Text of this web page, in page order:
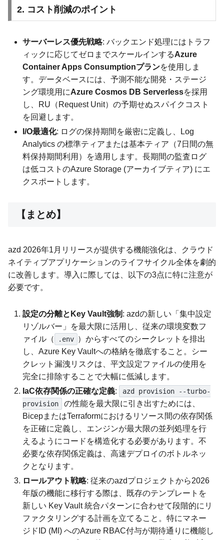
2. コスト削減のポイント
サーバーレス優先戦略: バックエンド処理にはトラフ
ィックに応じてゼロまでスケールインするAzure
Container Apps Consumptionプランを使用しま
す。データベースには、予測不能な開発・ステージ
ング環境用にAzure Cosmos DB Serverlessを採用
し、RU（Request Unit）の予期せぬスパイクコスト
を回避します。
I/O最適化: ログの保持期間を厳密に定義し、Log
Analytics の標準ティアまたは基本ティア（7日間の無
料保持期間利用）を適用します。長期間の監査ログ
は低コストのAzure Storage (アーカイブティア) にエ
クスポートします。
【まとめ】
azd 2026年1月リリースが提供する機能強化は、クラウド
ネイティブアプリケーションのライフサイクル全体を劇的
に改善します。導入に際しては、以下の3点に特に注意が
必要です。
設定の分離とKey Vault強制 : azdの新しい「集中設定
リゾルバー」を最大限に活用し、従来の環境変数フ
ァイル（
.env ）からすべてのシークレットを排出
し、Azure Key Vaultへの格納を徹底すること。シー
クレット漏洩リスクは、平文設定ファイルの使用を
完全に排除することで大幅に低減します。
IaC依存関係の正確な定義:
azd provision --turbo-
provision
の性能を最大限に引き出すためには、
BicepまたはTerraformにおけるリソース間の依存関係
を正確に定義し、エンジンが最大限の並列処理を行
えるようにコードを構造化する必要があります。不
必要な依存関係定義は、高速デプロイのボトルネッ
クとなります。
ロールアウト戦略: 従来のazdプロジェクトから2026
年版の機能に移行する際は、既存のテンプレートを
新しい Key Vault 統合パターンに合わせて段階的にリ
ファクタリングする計画を立てること。特にマネー
ジドID (MI) へのAzure RBAC付与が期待通りに機能し